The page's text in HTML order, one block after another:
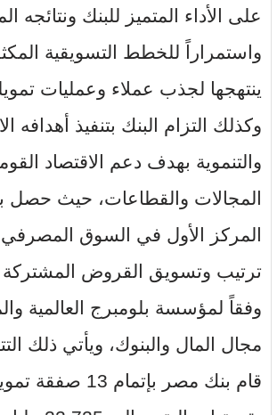
على الأداء المتميز للبنك ونتائجه
واستمراراً للخطط التسويقية
ينتهجها لجذب عملاء وعمليات
وكذلك التزام البنك بتنفيذ أهدافه
والتنموية بهدف دعم الاقتصاد
المجالات والقطاعات، حيث
المركز الأول في السوق
وفقاً لمؤسسة بلومبرج العالمية
مجال المال والبنوك، ويأتي ذلك
قام بنك مصر بإتمام